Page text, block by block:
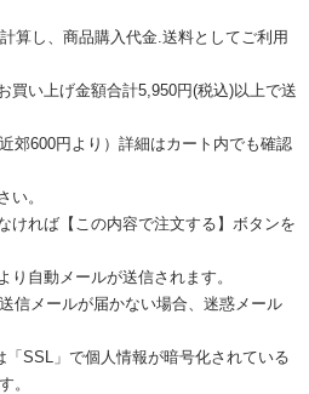
算し、商品購入代金.送料としてご利用
買い上げ金額合計5,950円(税込)以上で送
郊600円より）詳細はカート内でも確認
い。
ければ【この内容で注文する】ボタンを
自動メールが送信されます。
信メールが届かない場合、迷惑メール
「SSL」で個人情報が暗号化されている
。